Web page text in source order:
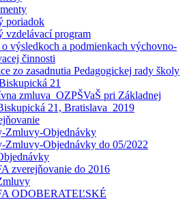
poriadok
vzdelávací program
o výsledkoch a podmienkach výchovno-
činnosti
zo zasadnutia Pedagogickej rady školy
21
zmluva_OZPŠVaŠ pri Základnej
21, Bratislava_2019
Zmluvy-Objednávky
Zmluvy-Objednávky do 05/2022
zverejňovanie do 2016
ODOBERATEĽSKÉ